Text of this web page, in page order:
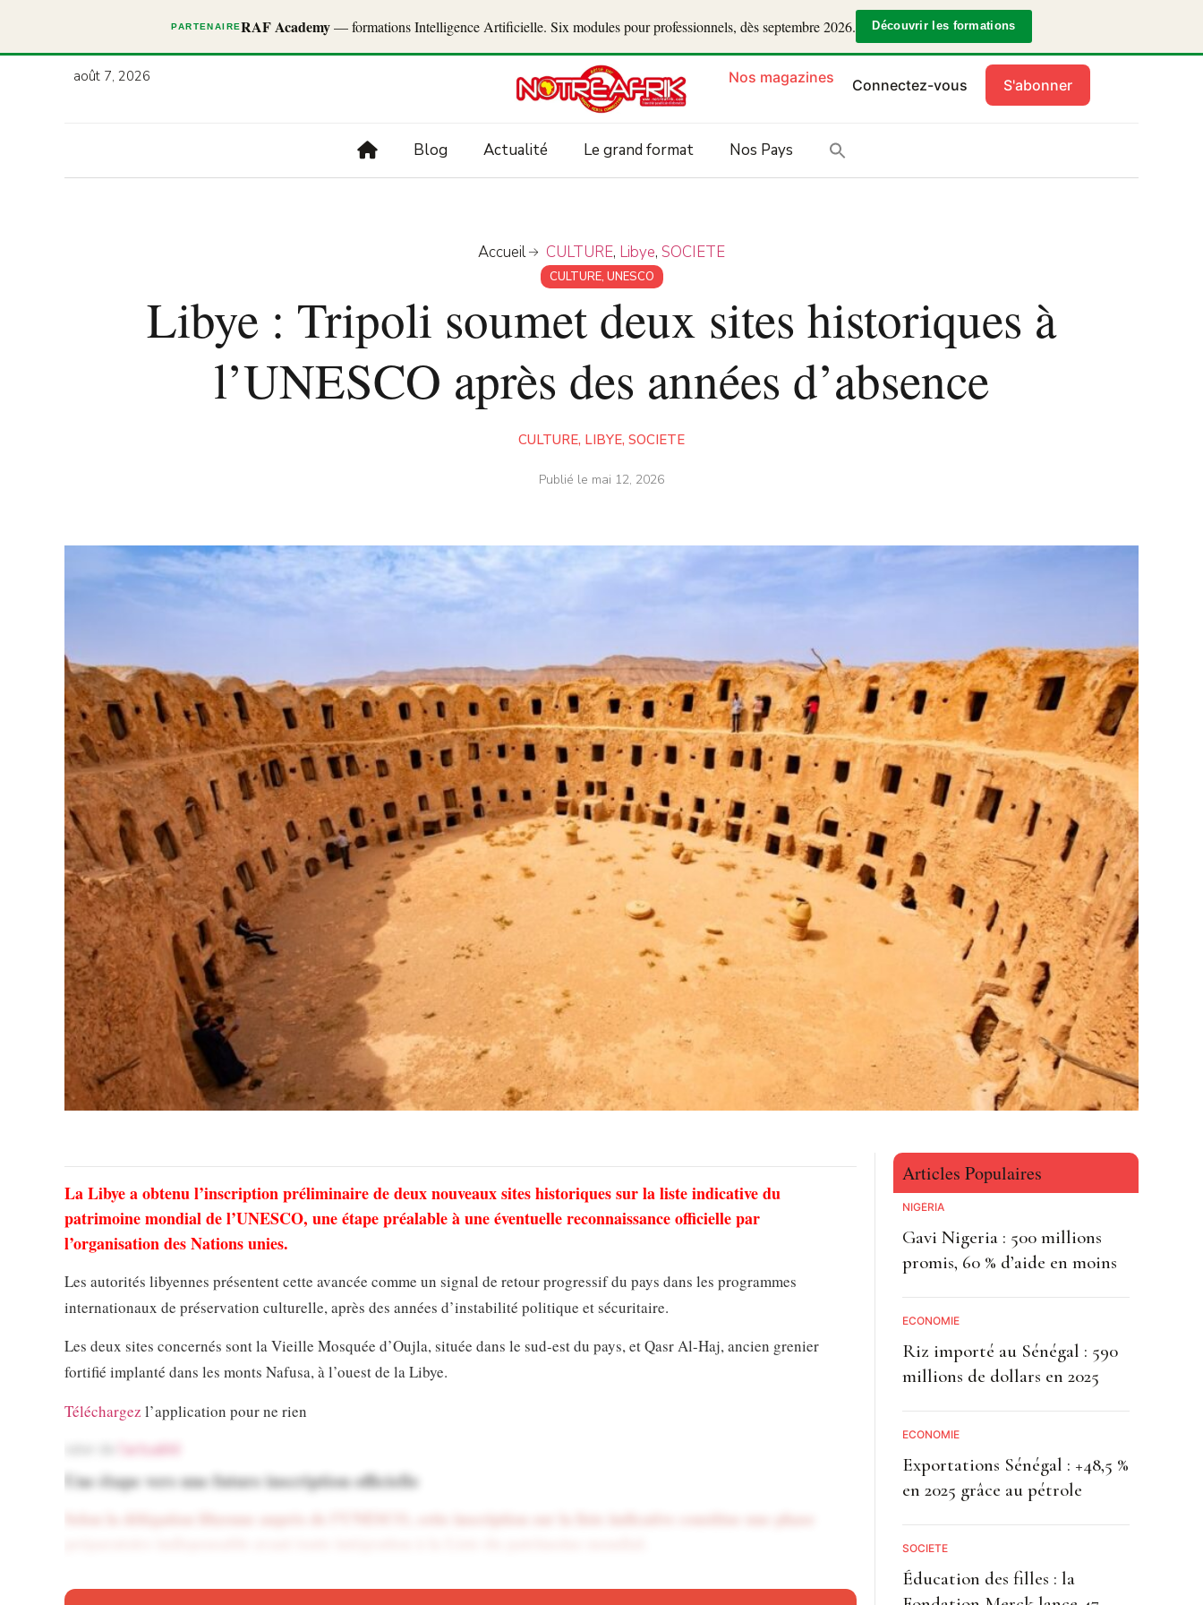
PARTENAIRERAF Academy— formations Intelligence Artificielle. Six modules pour professionnels, dès septembre 2026. Découvrir les formations
août 7, 2026 Nos magazines Connectez-vous S'abonner
Blog Actualité Le grand format Nos Pays
Accueil CULTURE, Libye, SOCIETE
CULTURE, UNESCO
Libye : Tripoli soumet deux sites historiques à
l’UNESCO après des années d’absence
CULTURE, LIBYE, SOCIETE
Publié le mai 12, 2026
La Libye a obtenu l’inscription préliminaire de deux nouveaux sites historiques sur la liste indicative du
patrimoine mondial de l’UNESCO, une étape préalable à une éventuelle reconnaissance officielle par
l’organisation des Nations unies.
Les autorités libyennes présentent cette avancée comme un signal de retour progressif du pays dans les programmes
internationaux de préservation culturelle, après des années d’instabilité politique et sécuritaire.
Les deux sites concernés sont la Vieille Mosquée d’Oujla, située dans le sud-est du pays, et Qasr Al-Haj, ancien grenier
fortifié implanté dans les monts Nafusa, à l’ouest de la Libye.
Téléchargez l’application pour ne rien
l’actualité
Une étape vers une future inscription officielle
Selon la délégation libyenne auprès de l’UNESCO, cette inscription sur la liste indicative constitue une phase
Articles Populaires
NIGÉRIA
Gavi Nigeria : 500 millions
promis, 60 % d’aide en moins
ECONOMIE
Riz importé au Sénégal : 590
millions de dollars en 2025
ECONOMIE
Exportations Sénégal : +48,5 %
en 2025 grâce au pétrole
SOCIETE
Éducation des filles : la